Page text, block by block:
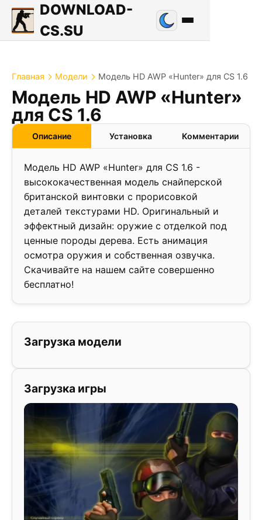
DOWNLOAD-
CS.SU
Главная Модели Модель HD AWP «Hunter» для CS 1.6
Модель HD AWP «Hunter»
для CS 1.6
Описание Установка Комментарии
Модель HD AWP «Hunter» для CS 1.6 -
высококачественная модель снайперской
британской винтовки с прорисовкой
деталей текстурами HD. Оригинальный и
эффектный дизайн: оружие с отделкой под
ценные породы дерева. Есть анимация
осмотра оружия и собственная озвучка.
Скачивайте на нашем сайте совершенно
бесплатно!
Загрузка модели
Загрузка игры